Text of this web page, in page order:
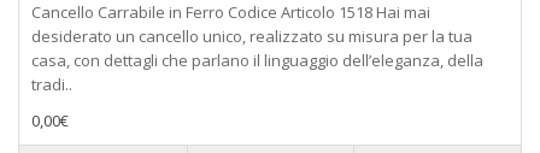
Cancello Carrabile in Ferro Codice Articolo 1518 Hai mai
desiderato un cancello unico, realizzato su misura per la tua
casa, con dettagli che parlano il linguaggio dell’eleganza, della
tradi..
0,00€